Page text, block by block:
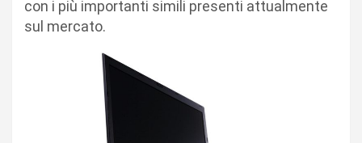
con i più importanti simili presenti attualmente
sul mercato.